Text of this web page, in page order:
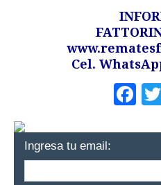
Cel.
Ingresa tu email: